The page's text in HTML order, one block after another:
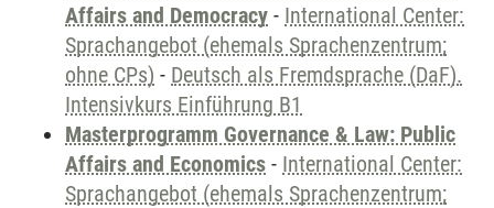
Affairs and Democracy - International Center:
Sprachangebot (ehemals Sprachenzentrum;
ohne CPs) - Deutsch als Fremdsprache (DaF).
Intensivkurs Einführung B1
Masterprogramm Governance & Law: Public
Affairs and Economics - International Center:
Sprachangebot (ehemals Sprachenzentrum;